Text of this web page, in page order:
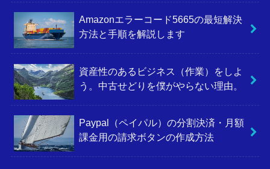
Amazonエラーコード5665の最短解決
方法と手順を解説します
資産性のあるビジネス（作業）をしよ
う。中古せどりを僕がやらない理由。
Paypal（ペイパル）の分割決済・月額
課金用の請求ボタンの作成方法